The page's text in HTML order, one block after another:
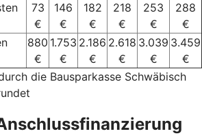
73
€
146
€
182
€
218
€
253
€
288
€
880
€
1.753
€
2.186
€
2.618
€
3.039
€
3.459
€
die Bausparkasse Schwäbisch